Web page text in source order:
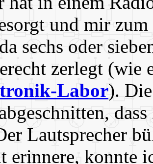
und mir
sechs oder
zerlegt (wie
Labor).
Lautsprecher
erinnere, konnte